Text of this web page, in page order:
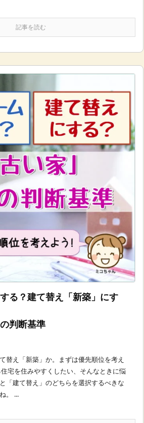
記事を読む
る？建て替え「新築」にす
判断基準
替え「新築」か。まずは優先順位を考え
宅を住みやすくしたい、そんなときに悩
「建て替え」のどちらを選択するべきな
。 ...